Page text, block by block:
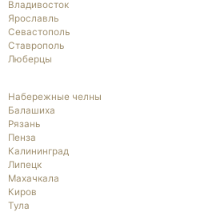
Владивосток
Ярославль
Севастополь
Ставрополь
Люберцы
Набережные челны
Балашиха
Рязань
Пенза
Калининград
Липецк
Махачкала
Киров
Тула